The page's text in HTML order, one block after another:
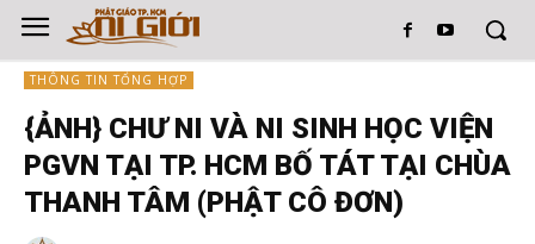
THÔNG TIN TỔNG HỢP
{ẢNH} CHƯ NI VÀ NI SINH HỌC VIỆN
PGVN TẠI TP. HCM BỐ TÁT TẠI CHÙA
THANH TÂM (PHẬT CÔ ĐƠN)